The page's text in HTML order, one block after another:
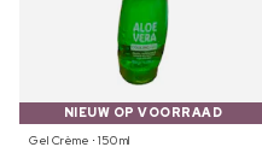
NIEUW OP VOORRAAD
Gel Crème ⋅ 150 ml